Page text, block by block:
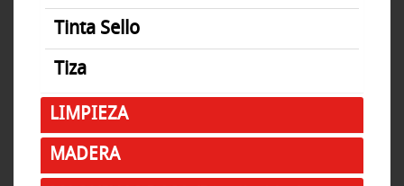
Tinta Sello
Tiza
LIMPIEZA
MADERA